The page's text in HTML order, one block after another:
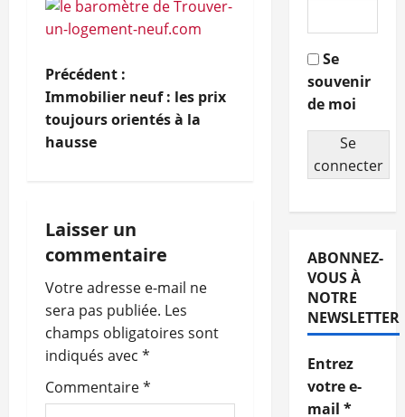
N
a
v
g
a
t
i
o
Précédent :
Immobilier neuf : les prix
toujours orientés à la
hausse
Laisser un
commentaire
Votre adresse e-mail ne
sera pas publiée. Les
champs obligatoires sont
indiqués avec *
Commentaire*
Se
souvenir
de moi
Se
connecter
ABONNEZ-
VOUS À
NOTRE
NEWSLETTER
Entrez
votre e-
mail *